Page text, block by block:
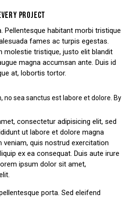
PROJECT
Pellentesque habitant morbi tristique
fames ac turpis egestas.
molestie tristique, justo elit blandit
magna accumsan ante. Duis id
at, lobortis tortor.
no sea sanctus est labore et dolore. By
consectetur adipisicing elit, sed
ut labore et dolore magna
veniam, quis nostrud exercitation
ex ea consequat. Duis aute irure
ipsum dolor sit amet,
porta. Sed eleifend